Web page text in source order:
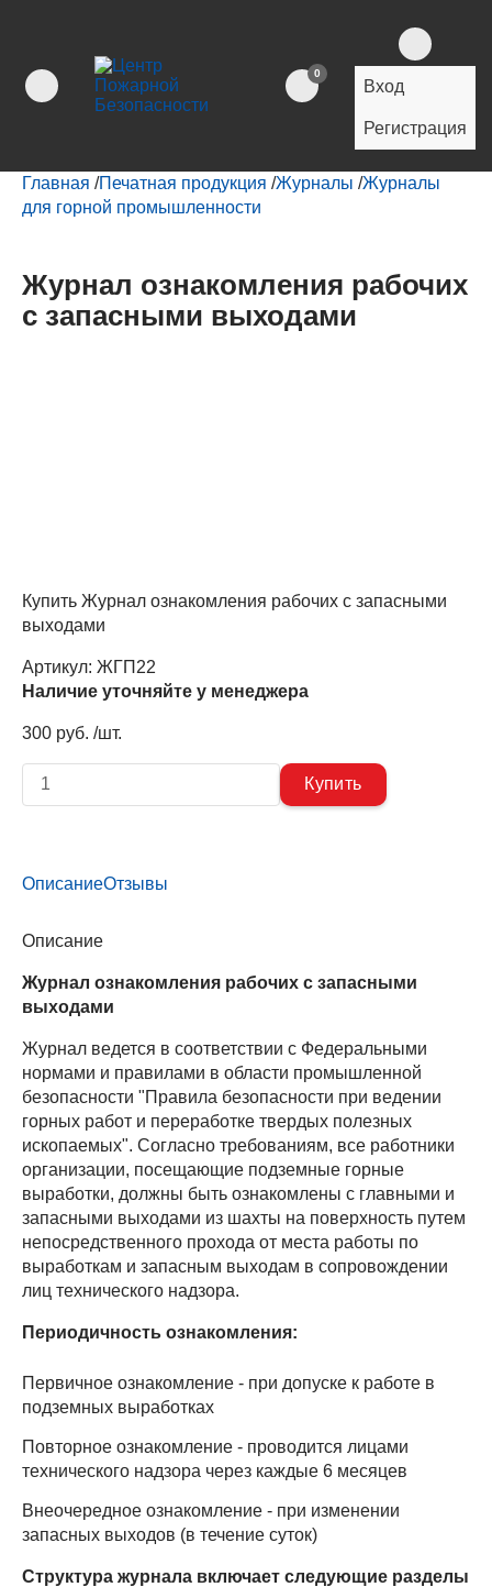
0
Вход
Регистрация
Главная /Печатная продукция /Журналы /Журналы
для горной промышленности
Журнал ознакомления рабочих
с запасными выходами
Купить Журнал ознакомления рабочих с запасными
выходами
Артикул: ЖГП22
Наличие уточняйте у менеджера
300 руб. /шт.
ОписаниеОтзывы
Описание
Журнал ознакомления рабочих с запасными
выходами
Журнал ведется в соответствии с Федеральными
нормами и правилами в области промышленной
безопасности "Правила безопасности при ведении
горных работ и переработке твердых полезных
ископаемых". Согласно требованиям, все работники
организации, посещающие подземные горные
выработки, должны быть ознакомлены с главными и
запасными выходами из шахты на поверхность путем
непосредственного прохода от места работы по
выработкам и запасным выходам в сопровождении
лиц технического надзора.
Периодичность ознакомления:
Первичное ознакомление - при допуске к работе в
подземных выработках
Повторное ознакомление - проводится лицами
технического надзора через каждые 6 месяцев
Внеочередное ознакомление - при изменении
запасных выходов (в течение суток)
Структура журнала включает следующие разделы